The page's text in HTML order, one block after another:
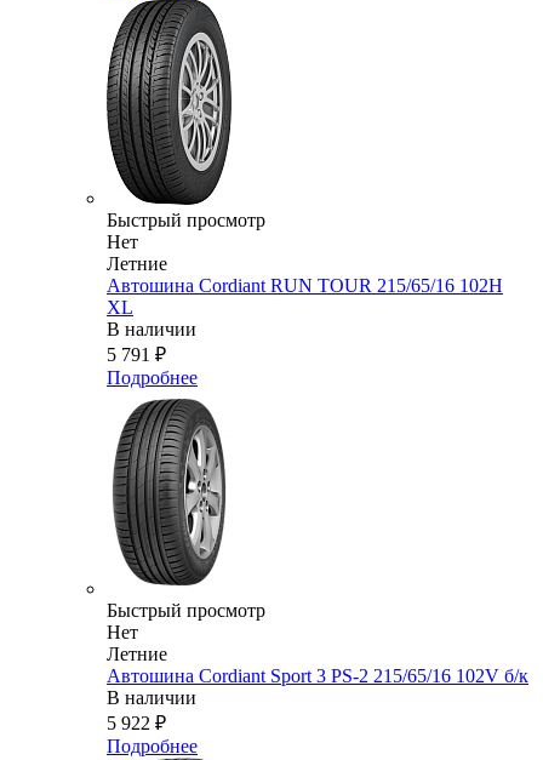
Быстрый просмотр
Нет
Летние
Автошина Cordiant RUN TOUR 215/65/16 102H
XL
В наличии
5 791 ₽
Подробнее
Быстрый просмотр
Нет
Летние
Автошина Cordiant Sport 3 PS-2 215/65/16 102V б/к
В наличии
5 922 ₽
Подробнее